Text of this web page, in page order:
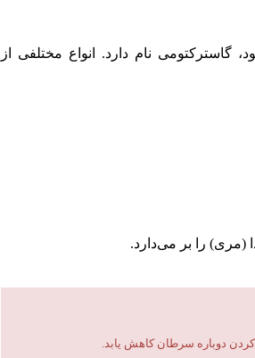
نام دارد. انواع مختلفی از
دوباره سرطان کاهش یابد.